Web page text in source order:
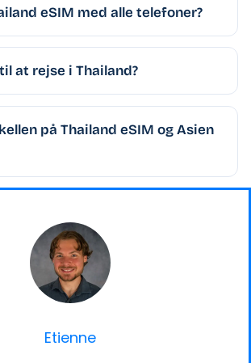
eSIM med alle telefoner?
at rejse i Thailand?
på Thailand eSIM og Asien
Etienne